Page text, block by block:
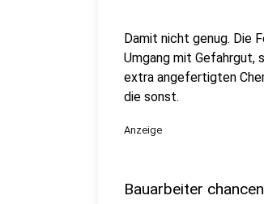
Damit nicht genug. Die
Umgang mit Gefahrgut,
extra angefertigten
die sonst.
Anzeige
Bauarbeiter